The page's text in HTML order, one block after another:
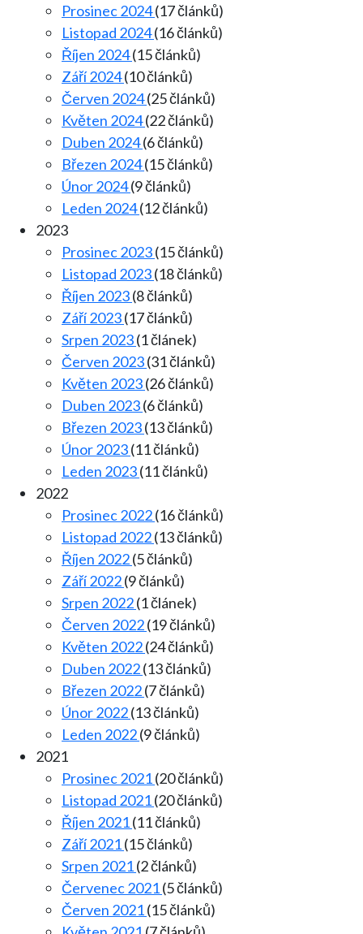
Prosinec 2024(17 článků)
Listopad 2024(16 článků)
Říjen 2024(15 článků)
Září 2024(10 článků)
Červen 2024(25 článků)
Květen 2024(22 článků)
Duben 2024(6 článků)
Březen 2024(15 článků)
Únor 2024(9 článků)
Leden 2024(12 článků)
2023
Prosinec 2023(15 článků)
Listopad 2023(18 článků)
Říjen 2023(8 článků)
Září 2023(17 článků)
Srpen 2023(1 článek)
Červen 2023(31 článků)
Květen 2023(26 článků)
Duben 2023(6 článků)
Březen 2023(13 článků)
Únor 2023(11 článků)
Leden 2023(11 článků)
2022
Prosinec 2022(16 článků)
Listopad 2022(13 článků)
Říjen 2022(5 článků)
Září 2022(9 článků)
Srpen 2022(1 článek)
Červen 2022(19 článků)
Květen 2022(24 článků)
Duben 2022(13 článků)
Březen 2022(7 článků)
Únor 2022(13 článků)
Leden 2022(9 článků)
2021
Prosinec 2021(20 článků)
Listopad 2021(20 článků)
Říjen 2021(11 článků)
Září 2021(15 článků)
Srpen 2021(2 článků)
Červenec 2021(5 článků)
Červen 2021(15 článků)